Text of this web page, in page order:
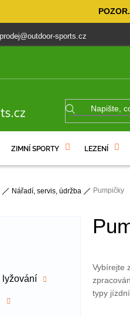
prodej@outdoor-sports.cz
ZIMNÍ SPORTY LEZENÍ
Nářadí, servis, údržba Pumpičky
lyžování
Vybírejte
typy